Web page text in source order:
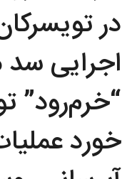
در
اجرایی
“خرم‌رود”
خورد